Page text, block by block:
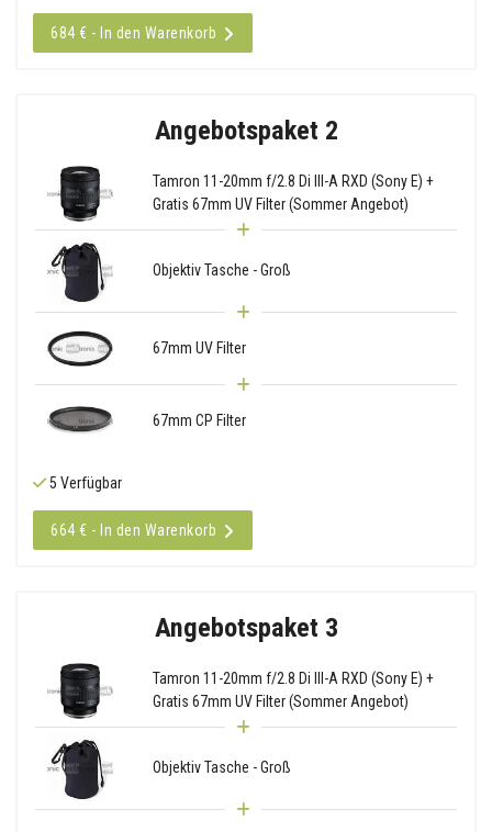
684 € - In den Warenkorb
Angebotspaket 2
Tamron 11-20mm f/2.8 Di III-A RXD (Sony E) +
Gratis 67mm UV Filter (Sommer Angebot)
Objektiv Tasche - Groß
67mm UV Filter
67mm CP Filter
5 Verfügbar
664 € - In den Warenkorb
Angebotspaket 3
Tamron 11-20mm f/2.8 Di III-A RXD (Sony E) +
Gratis 67mm UV Filter (Sommer Angebot)
Objektiv Tasche - Groß